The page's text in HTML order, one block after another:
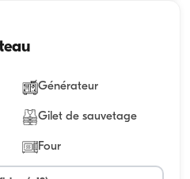
Générateur
Gilet de sauvetage
Four